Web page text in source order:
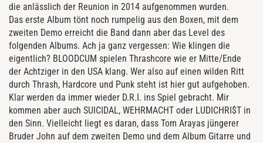
die anlässlich der Reunion in 2014 aufgenommen wurden.
Das erste Album tönt noch rumpelig aus den Boxen, mit dem
zweiten Demo erreicht die Band dann aber das Level des
folgenden Albums. Ach ja ganz vergessen: Wie klingen die
eigentlich? BLOODCUM spielen Thrashcore wie er Mitte/Ende
der Achtziger in den USA klang. Wer also auf einen wilden Ritt
durch Thrash, Hardcore und Punk steht ist hier gut aufgehoben.
Klar werden da immer wieder D.R.I. ins Spiel gebracht. Mir
kommen aber auch SUICIDAL, WEHRMACHT oder LUDICHRI$T in
den Sinn. Vielleicht liegt es daran, dass Tom Arayas jüngerer
Bruder John auf dem zweiten Demo und dem Album Gitarre und